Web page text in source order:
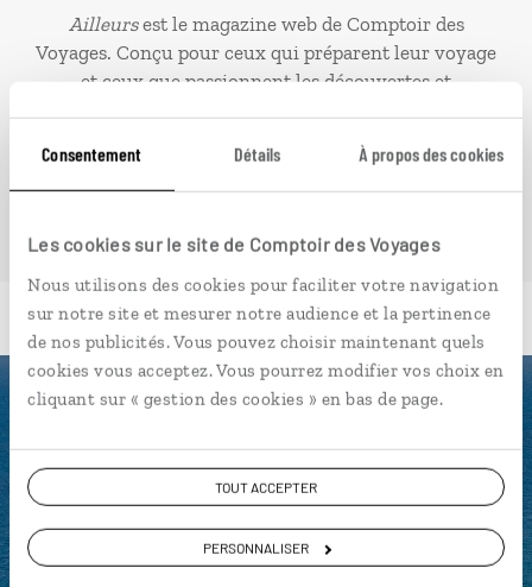
Consentement Détails À propos des cookies
Les cookies sur le site de Comptoir des Voyages
Nous utilisons des cookies pour faciliter votre navigation
sur notre site et mesurer notre audience et la pertinence
de nos publicités. Vous pouvez choisir maintenant quels
cookies vous acceptez. Vous pourrez modifier vos choix en
cliquant sur « gestion des cookies » en bas de page.
TOUT ACCEPTER
PERSONNALISER
Ailleursest le magazine web de Comptoir des
Voyages. Conçu pour ceux qui préparent leur voyage
et ceux que passionnent les découvertes et
l'appli qui vous guide en Crète
L’itinéraire vers votre pension en 1
clic